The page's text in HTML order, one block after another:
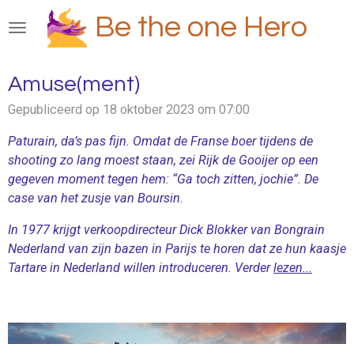
direct
de
hoofdinhoud
Be the one Hero
Amuse(ment)
Gepubliceerd op 18 oktober 2023 om 07:00
Paturain, da’s pas fijn. Omdat de Franse boer tijdens de
shooting zo lang moest staan, zei Rijk de Gooijer op een
gegeven moment tegen hem: “Ga toch zitten, jochie”. De
case van het zusje van Boursin.
In 1977 krijgt verkoopdirecteur Dick Blokker van Bongrain
Nederland van zijn bazen in Parijs te horen dat ze hun kaasje
Tartare in Nederland willen introduceren. Verderlezen...